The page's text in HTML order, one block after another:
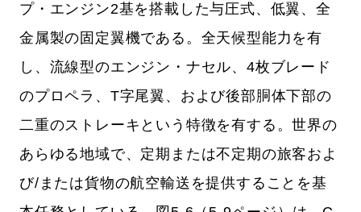
プ・エンジン2基を搭載した与圧式、低翼、全
金属製の固定翼機である。全天候型能力を有
し、流線型のエンジン・ナセル、4枚ブレード
のプロペラ、T字尾翼、および後部胴体下部の
二重のストレーキという特徴を有する。世界の
あらゆる地域で、定期または不定期の旅客およ
び/または貨物の航空輸送を提供することを基